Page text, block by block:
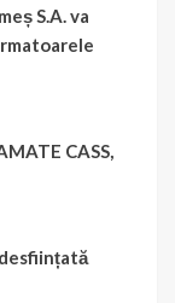
S.A. va
CASS,